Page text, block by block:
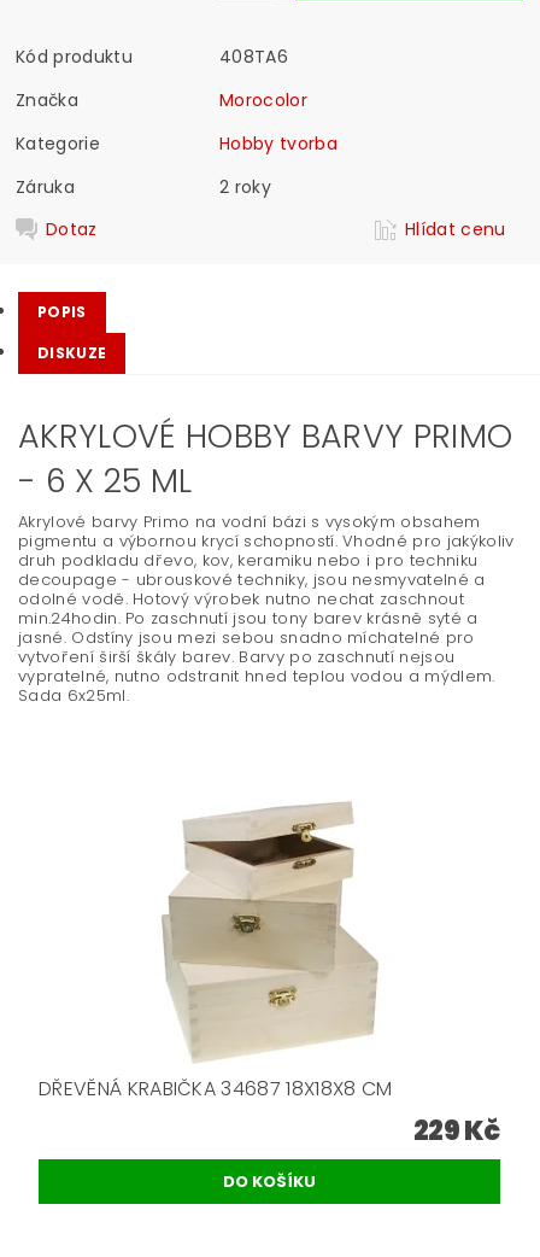
Kód produktu
408TA6
Značka
Morocolor
Kategorie
Hobby tvorba
Záruka
2 roky
Dotaz
Hlídat cenu
POPIS
DISKUZE
AKRYLOVÉ HOBBY BARVY PRIMO
- 6 X 25 ML
Akrylové barvy Primo na vodní bázi s vysokým obsahem
pigmentu a výbornou krycí schopností. Vhodné pro jakýkoliv
druh podkladu dřevo, kov, keramiku nebo i pro techniku
decoupage - ubrouskové techniky, jsou nesmyvatelné a
odolné vodě. Hotový výrobek nutno nechat zaschnout
min.24hodin. Po zaschnutí jsou tony barev krásně syté a
jasné. Odstíny jsou mezi sebou snadno míchatelné pro
vytvoření širší škály barev. Barvy po zaschnutí nejsou
vypratelné, nutno odstranit hned teplou vodou a mýdlem.
Sada 6x25ml.
DŘEVĚNÁ KRABIČKA 34687 18X18X8 CM
229 Kč